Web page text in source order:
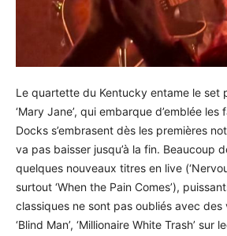
Le quartette du Kentucky entame le set
‘Mary Jane’, qui embarque d’emblée les
Docks s’embrasent dès les premières
va pas baisser jusqu’à la fin. Beaucoup
quelques nouveaux titres en live
surtout ‘When the Pain Comes’),
classiques ne sont pas oubliés avec
‘Blind Man’, ‘Millionaire White Trash’ sur